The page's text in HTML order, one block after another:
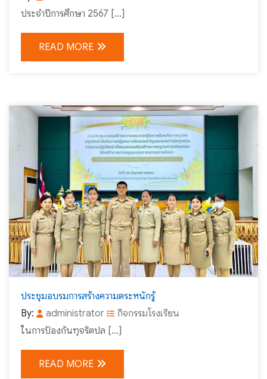
ประจำปีการศึกษา 2567 […]
READ MORE
ประชุมอบรมการสร้างความตระหนักรู้
By:
administrator
กิจกรรมโรงเรียน
ในการป้องกันทุจริตปล […]
READ MORE